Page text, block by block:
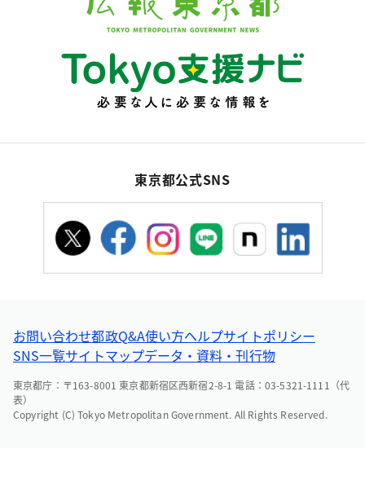
東京都公式SNS
お問い合わせ都政Q&A使い方ヘルプサイトポリシー
SNS一覧サイトマップデータ・資料・刊行物
東京都庁：〒163-8001 東京都新宿区西新宿2-8-1 電話：03-5321-1111（代
表）
Copyright (C) Tokyo Metropolitan Government. All Rights Reserved.